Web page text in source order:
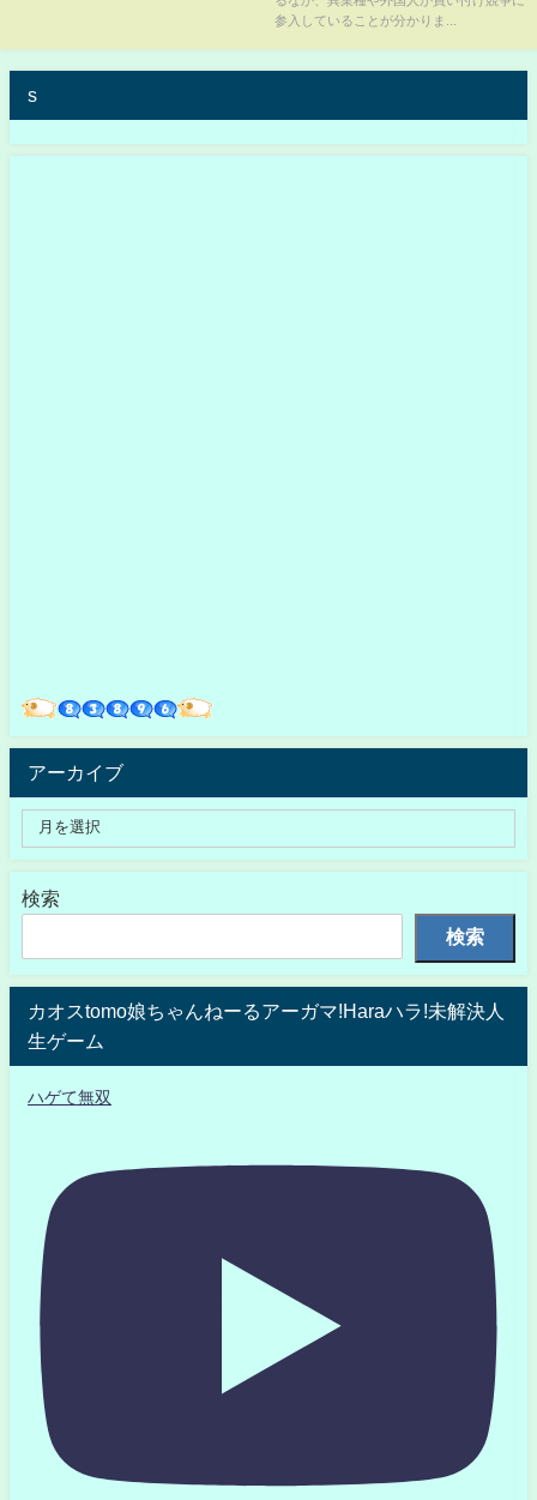
グ】(2025年2月16日)
参入していることが分かりま...
s
アーカイブ
検索
検索
カオスtomo娘ちゃんねーるアーガマ!Haraハラ!未解決人
生ゲーム
ハゲて無双